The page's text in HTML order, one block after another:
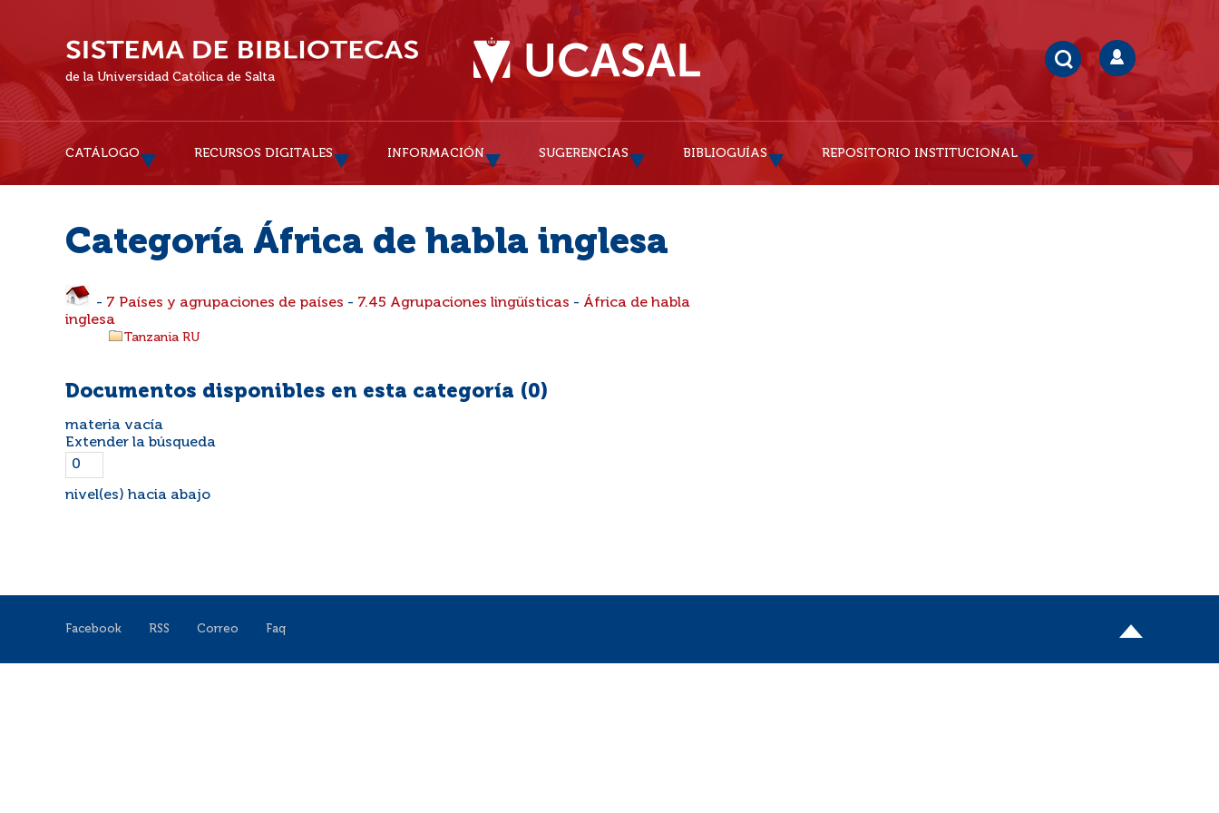
de la Universidad Católica de Salta
CATÁLOGO RECURSOS DIGITALES INFORMACIÓN SUGERENCIAS BIBLIOGUÍAS REPOSITORIO INSTITUCIONAL
Categoría África de habla inglesa
- 7 Países y agrupaciones de países - 7.45 Agrupaciones lingüísticas - África de habla
inglesa
Tanzania RU
Documentos disponibles en esta categoría (0)
materia vacía
Extender la búsqueda
nivel(es) hacia abajo
Facebook RSS Correo Faq